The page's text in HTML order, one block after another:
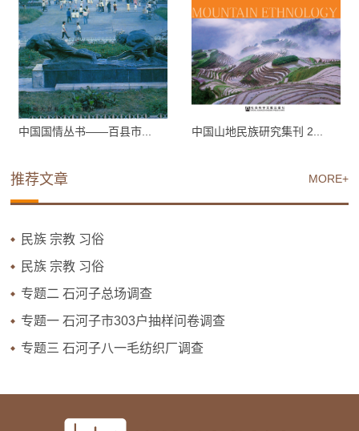
中国国情丛书——百县市... 中国山地民族研究集刊 2...
MORE+
推荐文章
民族 宗教 习俗
民族 宗教 习俗
专题二 石河子总场调查
专题一 石河子市303户抽样问卷调查
专题三 石河子八一毛纺织厂调查